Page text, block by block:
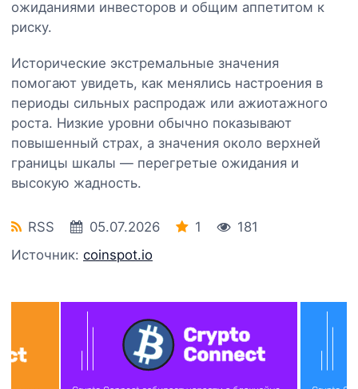
ожиданиями инвесторов и общим аппетитом к
риску.
Исторические экстремальные значения
помогают увидеть, как менялись настроения в
периоды сильных распродаж или ажиотажного
роста. Низкие уровни обычно показывают
повышенный страх, а значения около верхней
границы шкалы — перегретые ожидания и
высокую жадность.
RSS 05.07.2026 1
181
Источник: coinspot.io